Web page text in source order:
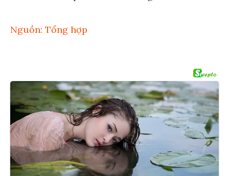
Nguồn: Tổng hợp